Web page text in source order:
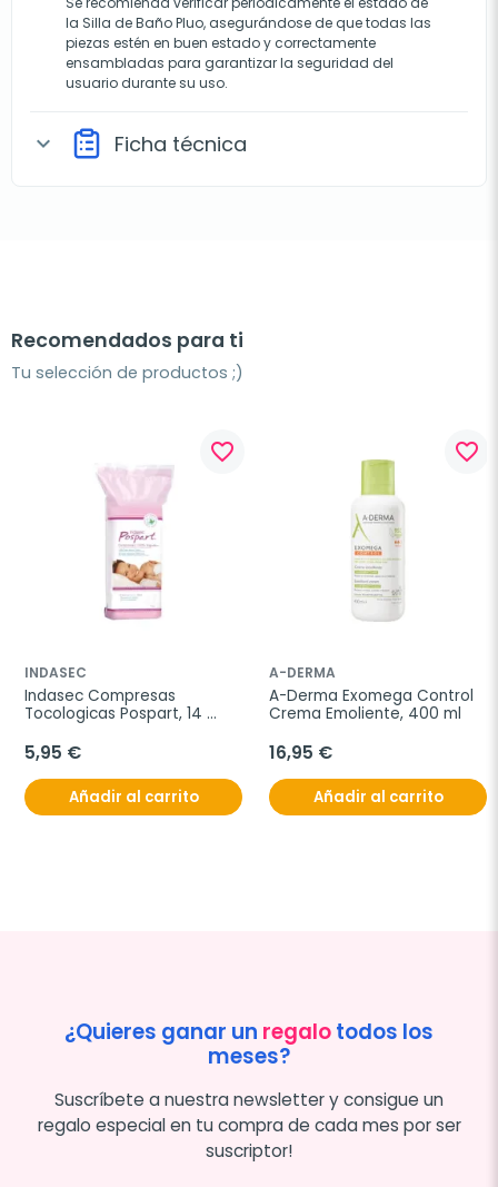
la Silla de Baño Pluo, asegurándose de que todas las
piezas estén en buen estado y correctamente
ensambladas para garantizar la seguridad del
usuario durante su uso.
expand_more Ficha técnica
Recomendados para ti
Tu selección de productos ;)
favorite_border
INDASEC
Indasec Compresas
Tocologicas Pospart, 14
5,95 €
Añadir al carrito
favorite_border
A-DERMA
A-Derma Exomega Control
Crema Emoliente, 400 ml
16,95 €
Añadir al carrito
¿Quieres ganar un regalotodos los
meses?
Suscríbete a nuestra newsletter y consigue un
regalo especial en tu compra de cada mes por ser
suscriptor!